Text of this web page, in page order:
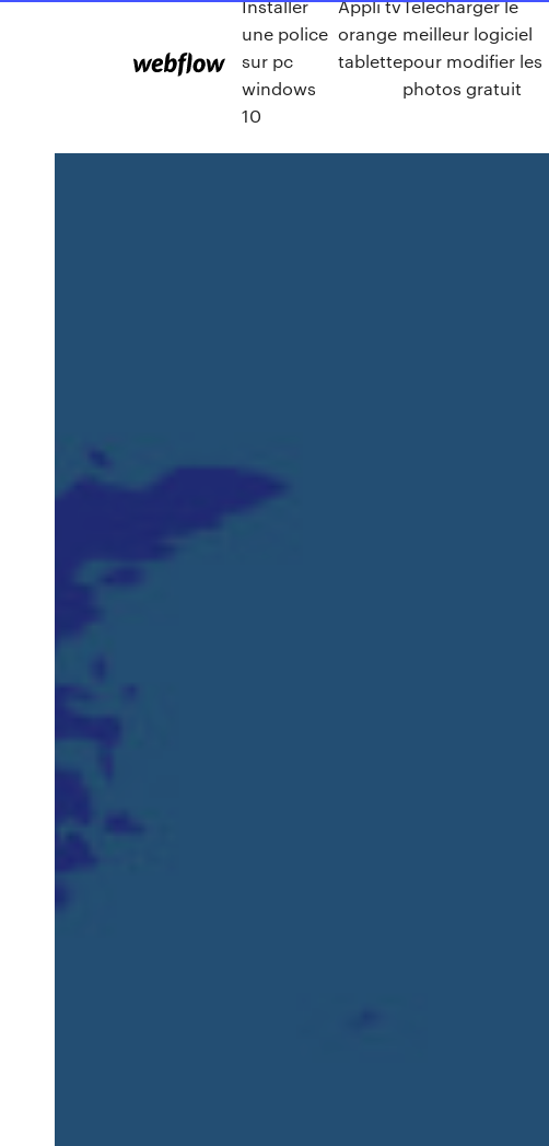
Installer
une police
sur pc
windows
10
Appli tv
orange
tablette
Telecharger le
meilleur logiciel
pour modifier les
photos gratuit